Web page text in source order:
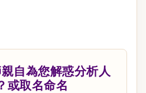
自為您解惑分析人
或取名命名